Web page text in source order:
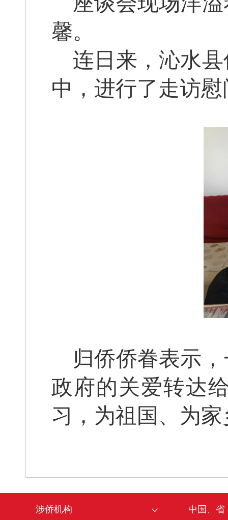
馨。
连日来，沁水
中，进行了走访慰
归侨侨眷表示
政府的关爱转达
习，为祖国、为
涉侨机构 中国、省